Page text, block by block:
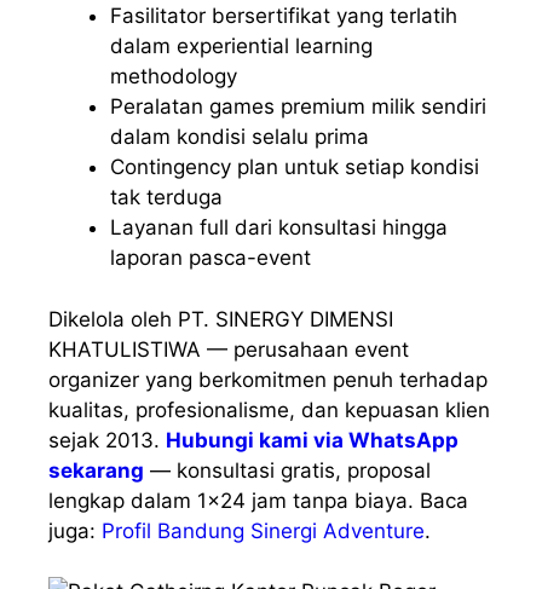
Fasilitator bersertifikat yang terlatih
dalam experiential learning
methodology
Peralatan games premium milik sendiri
dalam kondisi selalu prima
Contingency plan untuk setiap kondisi
tak terduga
Layanan full dari konsultasi hingga
laporan pasca-event
Dikelola oleh PT. SINERGY DIMENSI
KHATULISTIWA — perusahaan event
organizer yang berkomitmen penuh terhadap
kualitas, profesionalisme, dan kepuasan klien
sejak 2013. Hubungi kami via WhatsApp
sekarang — konsultasi gratis, proposal
lengkap dalam 1×24 jam tanpa biaya. Baca
juga: Profil Bandung Sinergi Adventure.